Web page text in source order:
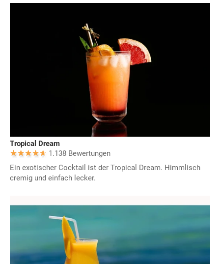
Tropical Dream
1.138 Bewertungen
Ein exotischer Cocktail ist der Tropical Dream. Himmlisch
cremig und einfach lecker.